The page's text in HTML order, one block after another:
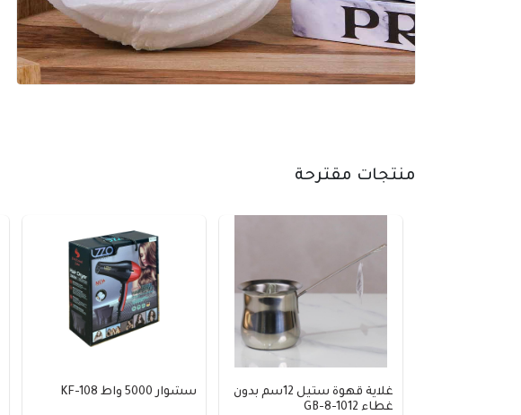
منتجات مقترحة
غلاية قهوة ستيل 12سم بدون
غطاء GB-8-1012
سشوار 5000 واط KF-108